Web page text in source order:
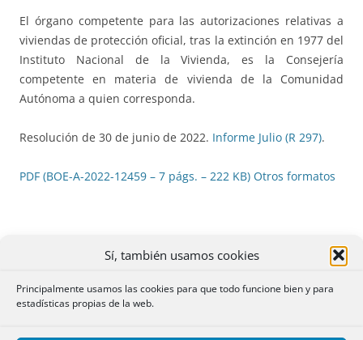
Sí, también usamos cookies
Principalmente usamos las cookies para que todo funcione bien y para
estadísticas propias de la web.
El órgano competente para las autorizaciones relativas a
viviendas de protección oficial, tras la extinción en 1977 del
Instituto Nacional de la Vivienda, es la Consejería
competente en materia de vivienda de la Comunidad
Autónoma a quien corresponda.
Resolución de 30 de junio de 2022. Informe Julio (R 297).
PDF (BOE-A-2022-12459 – 7 págs. – 222 KB) Otros formatos
4 ARTÍCULOS 1324 CC y 95.4 RH: CONFESIÓN DE